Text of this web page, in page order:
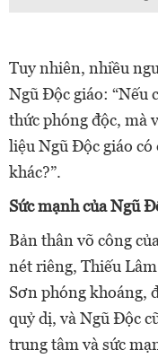
Tuy nhiên, nhiều
Ngũ Độc giáo: “Nếu
thức phóng độc, mà
liệu Ngũ Độc giáo có
khác?”.
Sức mạnh của Ngũ
Bản thân võ công
nét riêng, Thiếu
Sơn phóng khoáng,
quỷ dị, và Ngũ Độc
trung tâm và sức